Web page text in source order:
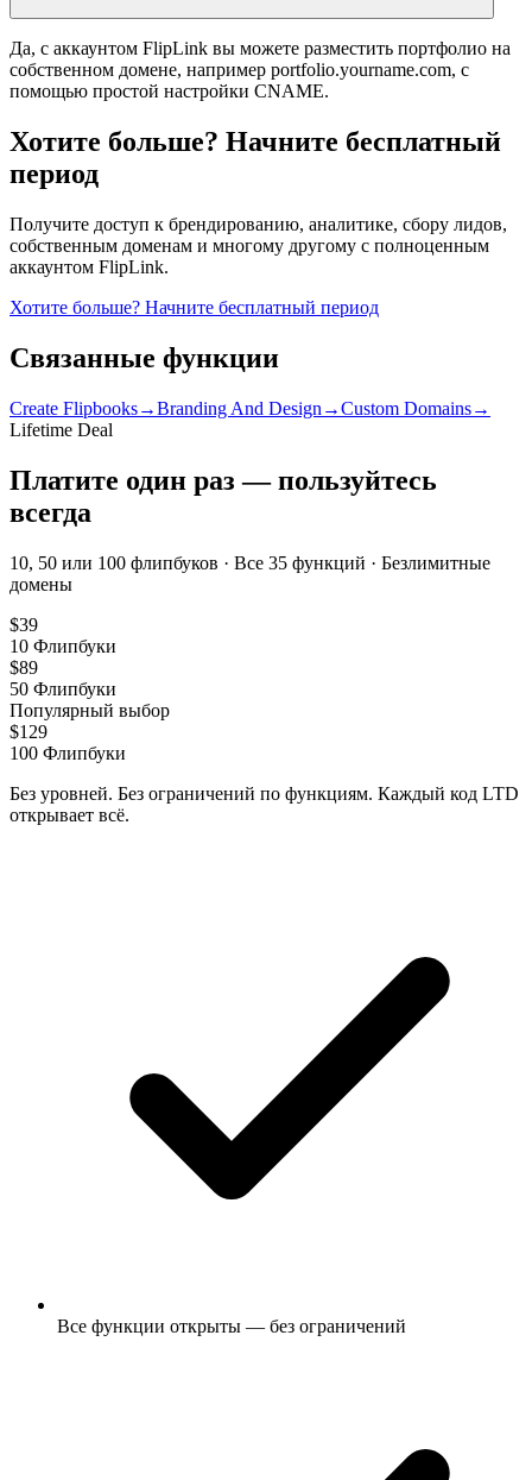
Да, с аккаунтом FlipLink вы можете разместить портфолио на
собственном домене, например portfolio.yourname.com, с
помощью простой настройки CNAME.
Хотите больше? Начните бесплатный
период
Получите доступ к брендированию, аналитике, сбору лидов,
собственным доменам и многому другому с полноценным
аккаунтом FlipLink.
Хотите больше? Начните бесплатный период
Связанные функции
Create Flipbooks→Branding And Design →Custom Domains→
Lifetime Deal
Платите один раз — пользуйтесь
всегда
10, 50 или 100 флипбуков · Все 35 функций · Безлимитные
домены
$39
10 Флипбуки
$89
50 Флипбуки
Популярный выбор
$129
100 Флипбуки
Без уровней. Без ограничений по функциям. Каждый код LTD
открывает всё.
Все функции открыты — без ограничений